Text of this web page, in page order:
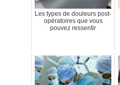
Les types de douleurs post-
opératoires que vous
pouvez ressentir